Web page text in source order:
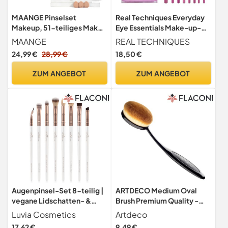
MAANGE Pinselset
Makeup, 51-teiliges Make-
up-Tool-Set,
multifunktionales Make up
Pinsel Set, Foundation,
Lidschatten, Make-up-
MAANGE
24,99 € 28,99 €
ZUM ANGEBOT
Real Techniques Everyday
Eye Essentials Make-up-
Pinsel-Set, Augenpinsel für
Liner, Lidschatten,
Augenbrauen und Wimpern,
synthetische Borsten, 8-
REAL TECHNIQUES
18,50 €
ZUM ANGEBOT
Augenpinsel-Set 8-teilig |
vegane Lidschatten- &
Blendingpinsel | Für
präzises Auftragen &
Luvia Cosmetics
ARTDECO Medium Oval
Brush Premium Quality -
Make-up Pinsel zum
Verblenden und
Artdeco